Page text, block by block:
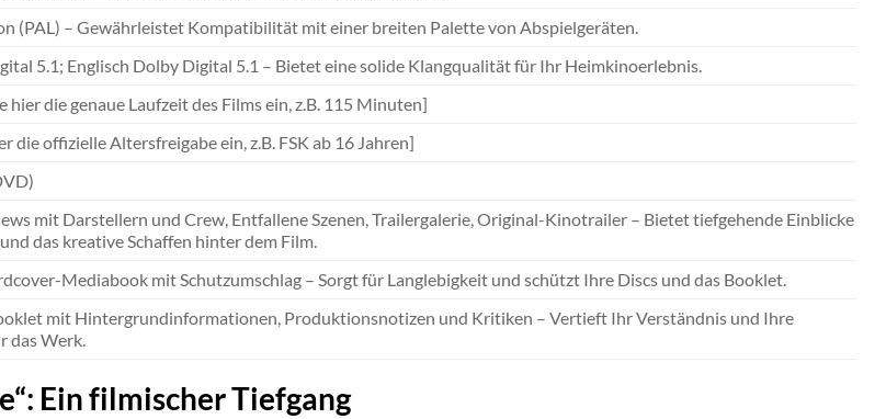
(PAL) – Gewährleistet Kompatibilität mit einer breiten Palette von Abspielgeräten.
5.1; Englisch Dolby Digital 5.1 – Bietet eine solide Klangqualität für Ihr Heimkinoerlebnis.
hier die genaue Laufzeit des Films ein, z.B. 115 Minuten]
die offizielle Altersfreigabe ein, z.B. FSK ab 16 Jahren]
mit Darstellern und Crew, Entfallene Szenen, Trailergalerie, Original-Kinotrailer – Bietet tiefgehende Einblicke
das kreative Schaffen hinter dem Film.
Mediabook mit Schutzumschlag – Sorgt für Langlebigkeit und schützt Ihre Discs und das Booklet.
mit Hintergrundinformationen, Produktionsnotizen und Kritiken – Vertieft Ihr Verständnis und Ihre
das Werk.
Ein filmischer Tiefgang